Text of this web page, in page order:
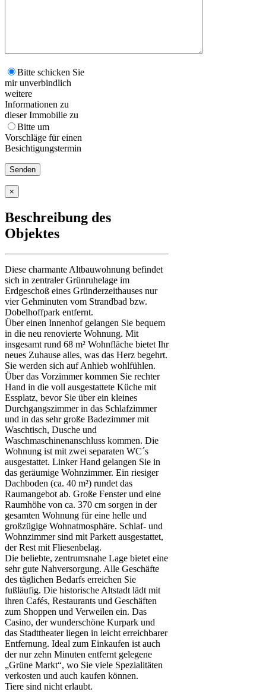
Bitte schicken Sie
mir unverbindlich
weitere
Informationen zu
dieser Immobilie zu
Bitte um
Vorschläge für einen
Besichtigungstermin
×
Beschreibung des
Objektes
Diese charmante Altbauwohnung befindet
sich in zentraler Grünruhelage im
Erdgeschoß eines Gründerzeithauses nur
vier Gehminuten vom Strandbad bzw.
Dobelhoffpark entfernt.
Über einen Innenhof gelangen Sie bequem
in die neu renovierte Wohnung. Mit
insgesamt rund 68 m² Wohnfläche bietet Ihr
neues Zuhause alles, was das Herz begehrt.
Sie werden sich auf Anhieb wohlfühlen.
Über das Vorzimmer kommen Sie rechter
Hand in die voll ausgestattete Küche mit
Essplatz, bevor Sie über ein kleines
Durchgangszimmer in das Schlafzimmer
und in das sehr große Badezimmer mit
Waschtisch, Dusche und
Waschmaschinenanschluss kommen. Die
Wohnung ist mit zwei separaten WC´s
ausgestattet. Linker Hand gelangen Sie in
das geräumige Wohnzimmer. Ein riesiger
Dachboden (ca. 40 m²) rundet das
Raumangebot ab. Große Fenster und eine
Raumhöhe von ca. 370 cm sorgen in der
gesamten Wohnung für eine helle und
großzügige Wohnatmosphäre. Schlaf- und
Wohnzimmer sind mit Parkett ausgestattet,
der Rest mit Fliesenbelag.
Die beliebte, zentrumsnahe Lage bietet eine
sehr gute Nahversorgung. Alle Geschäfte
des täglichen Bedarfs erreichen Sie
fußläufig. Die historische Altstadt lädt mit
ihren Cafés, Restaurants und Geschäften
zum Shoppen und Verweilen ein. Das
Casino, der wunderschöne Kurpark und
das Stadttheater liegen in leicht erreichbarer
Entfernung. Ideal zum Einkaufen ist auch
der nur zehn Minuten entfernt gelegene
„Grüne Markt“, wo Sie viele Spezialitäten
verkosten und auch kaufen können.
Tiere sind nicht erlaubt.